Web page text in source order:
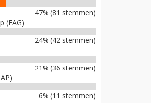
47% (81 stemmen)
(EAG)
24% (42 stemmen)
21% (36 stemmen)
6% (11 stemmen)